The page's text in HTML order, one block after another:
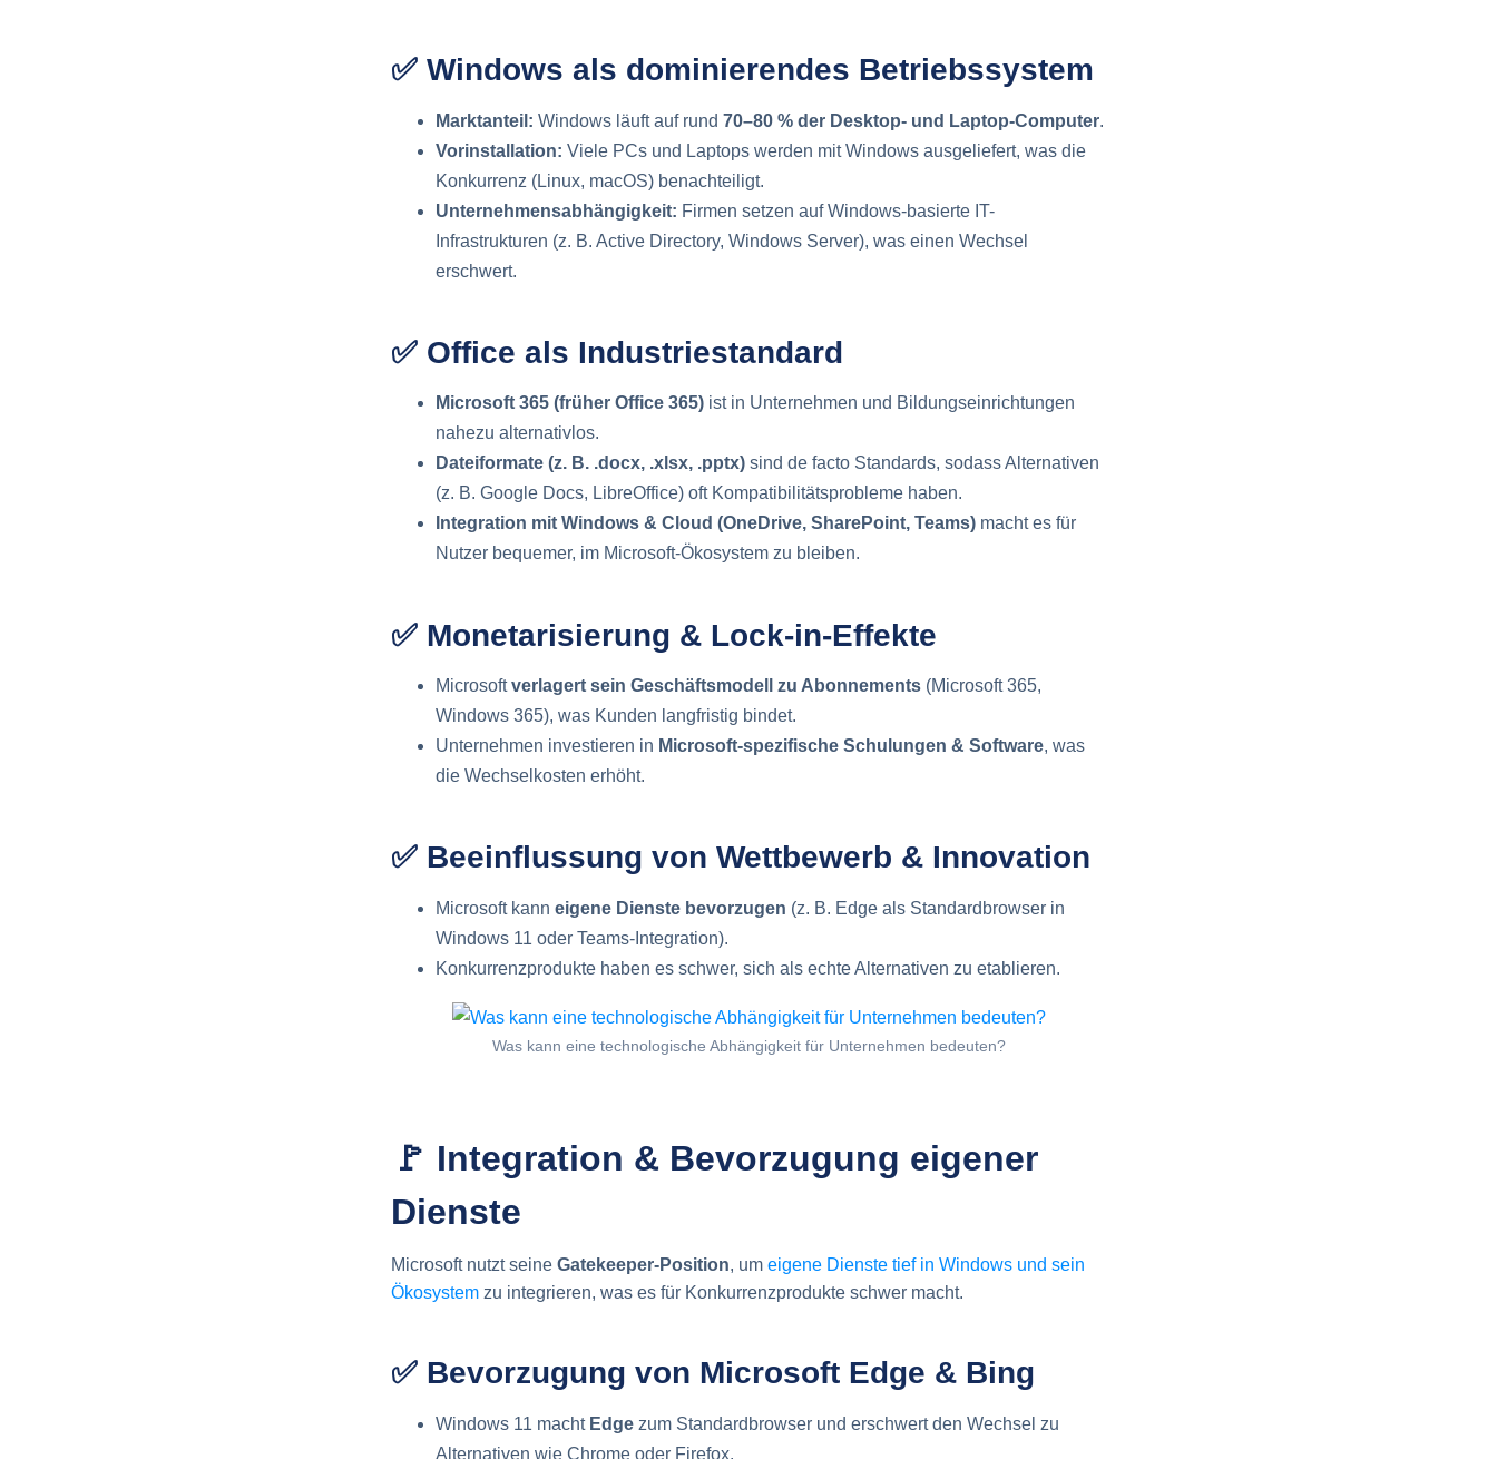
✅ Windows als dominierendes Betriebssystem
Marktanteil: Windows läuft auf rund 70–80 % der Desktop- und Laptop-Computer.
Vorinstallation: Viele PCs und Laptops werden mit Windows ausgeliefert, was die
Konkurrenz (Linux, macOS) benachteiligt.
Unternehmensabhängigkeit: Firmen setzen auf Windows-basierte IT-
Infrastrukturen (z. B. Active Directory, Windows Server), was einen Wechsel
erschwert.
✅ Office als Industriestandard
Microsoft 365 (früher Office 365) ist in Unternehmen und Bildungseinrichtungen
nahezu alternativlos.
Dateiformate (z. B. .docx, .xlsx, .pptx) sind de facto Standards, sodass Alternativen
(z. B. Google Docs, LibreOffice) oft Kompatibilitätsprobleme haben.
Integration mit Windows & Cloud (OneDrive, SharePoint, Teams) macht es für
Nutzer bequemer, im Microsoft-Ökosystem zu bleiben.
✅ Monetarisierung & Lock-in-Effekte
Microsoftverlagert sein Geschäftsmodell zu Abonnements (Microsoft 365,
Windows 365), was Kunden langfristig bindet.
Unternehmen investieren in Microsoft-spezifische Schulungen & Software, was
die Wechselkosten erhöht.
✅ Beeinflussung von Wettbewerb & Innovation
Microsoft kann eigene Dienste bevorzugen (z. B. Edge als Standardbrowser in
Windows 11 oder Teams-Integration).
Konkurrenzprodukte haben es schwer, sich als echte Alternativen zu etablieren.
Was kann eine technologische Abhängigkeit für Unternehmen bedeuten?
🚩 Integration & Bevorzugung eigener
Dienste
Microsoft nutzt seine Gatekeeper-Position, um eigene Dienste tief in Windows und sein
Ökosystem zu integrieren, was es für Konkurrenzprodukte schwer macht.
✅ Bevorzugung von Microsoft Edge & Bing
Windows 11 macht Edge zum Standardbrowser und erschwert den Wechsel zu
Alternativen wie Chrome oder Firefox.